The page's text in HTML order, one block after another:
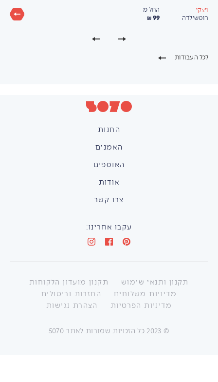
ויצקי
רוטשילדה
החל מ-
99 ₪
לכל העבודות
החנות
האמנים
האוספים
אודות
צרו קשר
עקבו אחרינו:
תקנון ותנאי שימוש
תקנון מועדון הלקוחות
מדיניות משלוחים
החזרות וביטולים
מדיניות הפרטיות
הצהרת נגישות
©
2023כל הזכויות שמורות לאתר 5070